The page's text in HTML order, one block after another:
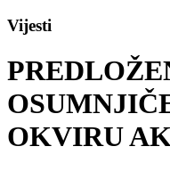
Vijesti
OKVIRU